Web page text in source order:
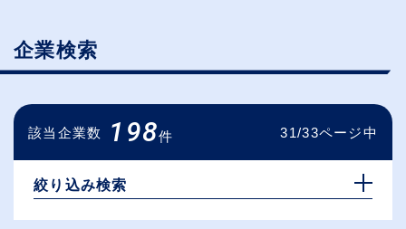
企業検索
該当企業数 198件 31/33ページ中
絞り込み検索